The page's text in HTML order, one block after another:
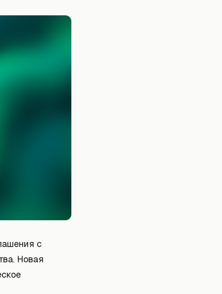
с
Новая